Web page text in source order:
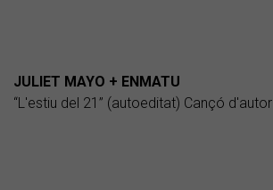
JULIET MAYO + ENMATU
“L'estiu del 21” (autoeditat) Cançó d'autor